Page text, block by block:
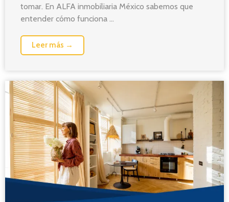
tomar. En ALFA inmobiliaria México sabemos que
entender cómo funciona ...
Leer más →